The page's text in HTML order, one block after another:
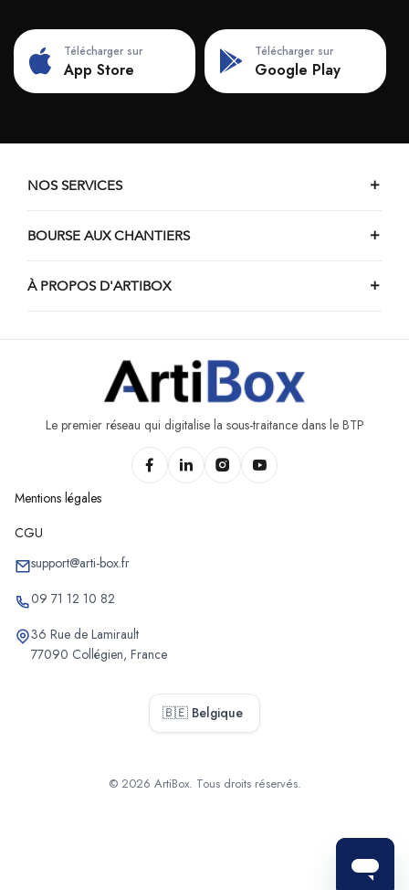
Télécharger sur
App Store
Télécharger sur
Google Play
NOS SERVICES
BOURSE AUX CHANTIERS
À PROPOS D'ARTIBOX
Le premier réseau qui digitalise la sous-traitance dans le BTP
Mentions légales
CGU
support@arti-box.fr
09 71 12 10 82
36 Rue de Lamirault
77090 Collégien, France
🇧🇪 Belgique
© 2026 ArtiBox. Tous droits réservés.